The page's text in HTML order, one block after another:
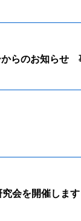
らのお知らせ
究会を開催しま